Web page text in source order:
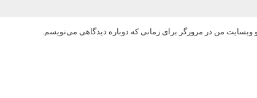
و وبسایت من در مرورگر برای زمانی که دوباره دیدگاهی می‌نویسم.